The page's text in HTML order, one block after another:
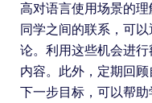
高对语言使用场景的
同学之间的联系，可
论。利用这些机会进
内容。此外，定期回
下一步目标，可以帮